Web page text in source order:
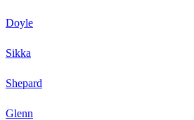
Doyle
Sikka
Shepard
Glenn